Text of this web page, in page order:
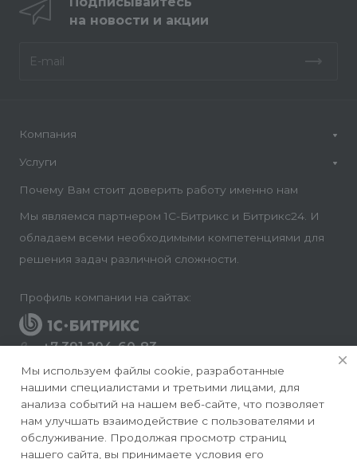
на новости и акции
Компания
Услуги
Почему Вам стоит доверить работу именно нам
Мы являемся партнером 1С-Битрикс и Битрикс24. И
обладаем всеми необходимыми компетенциями для
решения задач различной сложности.
Профиль компании на сайтах:
+7 391 204-60-83
Заказать звонок
info@conversite.ru
г. Красноярск, ул. Ладо Кецховели 22а, офис 8-28/1
Мы используем файлы cookie, разработанные
нашими специалистами и третьими лицами, для
анализа событий на нашем веб-сайте, что позволяет
нам улучшать взаимодействие с пользователями и
обслуживание. Продолжая просмотр страниц
нашего сайта, вы принимаете условия его